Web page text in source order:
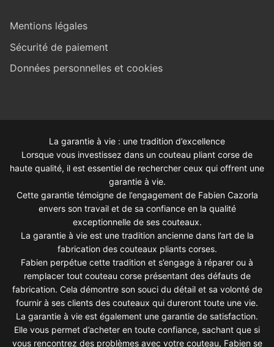
Mentions légales
Sécurité de paiement
Données personnelles et cookies
La garantie à vie : une tradition d’excellence
Lorsque vous investissez dans un couteau pliant corse de
haute qualité, il est essentiel de rechercher ceux qui offrent une
garantie à vie.
Cette garantie témoigne de l’engagement de Fabien Cazorla
envers son travail et de sa confiance en la qualité
exceptionnelle de ses couteaux.
La garantie à vie est une tradition ancienne dans l’art de la
fabrication des couteaux pliants corses.
Fabien perpétue cette tradition et s’engage à réparer ou à
remplacer tout couteau corse présentant des défauts de
fabrication. Cela démontre son souci du détail et sa volonté de
fournir à ses clients des couteaux qui dureront toute une vie.
La garantie à vie est également une garantie de satisfaction.
Elle vous permet d’acheter en toute confiance, sachant que si
vous rencontrez des problèmes avec votre couteau, Fabien se